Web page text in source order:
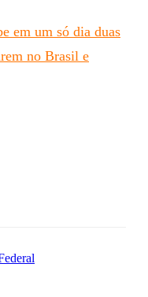
em um só dia duas
no Brasil e